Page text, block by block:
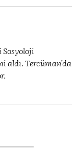
aldı. Tercüman’da